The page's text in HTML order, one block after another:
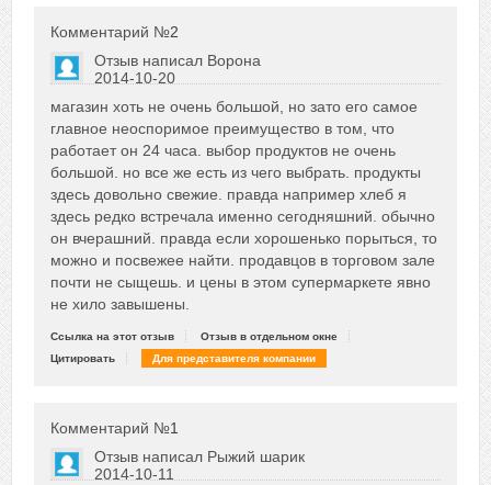
Комментарий №2
Отзыв написал Ворона
2014-10-20
0
Сказать друзьям об отзыве
магазин хоть не очень большой, но зато его самое
главное неоспоримое преимущество в том, что
работает он 24 часа. выбор продуктов не очень
большой. но все же есть из чего выбрать. продукты
здесь довольно свежие. правда например хлеб я
здесь редко встречала именно сегодняшний. обычно
он вчерашний. правда если хорошенько порыться, то
можно и посвежее найти. продавцов в торговом зале
почти не сыщешь. и цены в этом супермаркете явно
не хило завышены.
Ссылка на этот отзыв
Отзыв в отдельном окне
Цитировать
Для представителя компании
Комментарий №1
Отзыв написал Рыжий шарик
2014-10-11